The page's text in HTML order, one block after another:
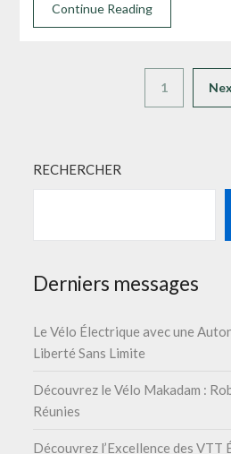
Continue Reading
1
RECHERCHER
Derniers messages
Le Vélo Électrique avec une
Liberté Sans Limite
Découvrez le Vélo Makadam :
Réunies
Découvrez l’Excellence des VTT